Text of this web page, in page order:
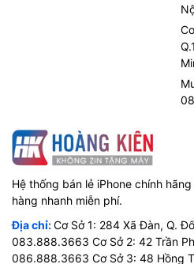
Hệ thống bán lẻ iPhone chính
hàng nhanh miễn phí.
Địa chỉ:Cơ Sở 1: 284 Xã Đàn, Q.
083.888.3663 Cơ Sở 2: 42 Trần
086.888.3663 Cơ Sở 3: 48 Hồng